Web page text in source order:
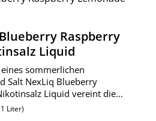
Raspberry
Liquid
sommerlichen
Salt NexLiq Blueberry
Liquid vereint die
und Himbeeren mit der
einer erfrischenden Limonade.
Liter)